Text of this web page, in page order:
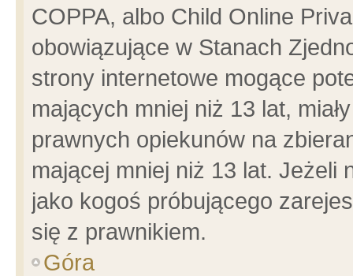
COPPA, albo Child Online
obowiązujące w Stanach
strony internetowe mogące
mających mniej niż 13 lat,
prawnych opiekunów na
mającej mniej niż 13 lat. Jeżeli
jako kogoś próbującego
się z prawnikiem.
Góra